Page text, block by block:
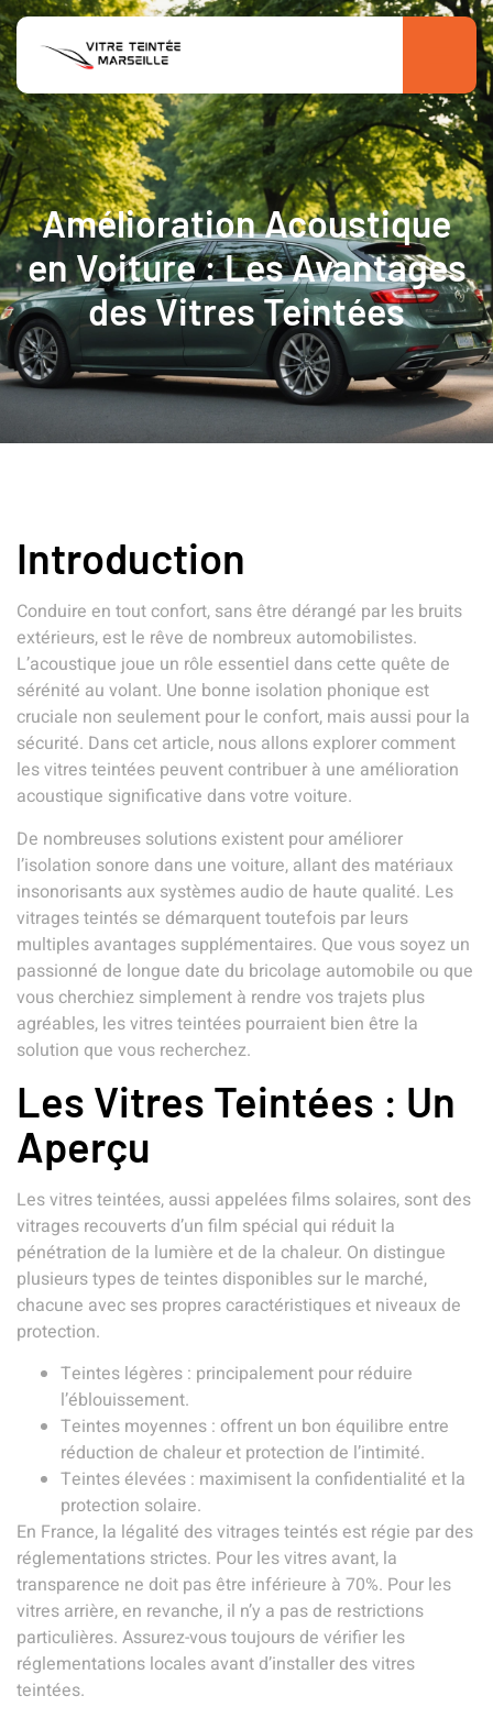
Amélioration Acoustique
en Voiture : Les Avantages
des Vitres Teintées
Introduction
Conduire en tout confort, sans être dérangé par les bruits
extérieurs, est le rêve de nombreux automobilistes.
L’acoustique joue un rôle essentiel dans cette quête de
sérénité au volant. Une bonne isolation phonique est
cruciale non seulement pour le confort, mais aussi pour la
sécurité. Dans cet article, nous allons explorer comment
les vitres teintées peuvent contribuer à une amélioration
acoustique significative dans votre voiture.
De nombreuses solutions existent pour améliorer
l’isolation sonore dans une voiture, allant des matériaux
insonorisants aux systèmes audio de haute qualité. Les
vitrages teintés se démarquent toutefois par leurs
multiples avantages supplémentaires. Que vous soyez un
passionné de longue date du bricolage automobile ou que
vous cherchiez simplement à rendre vos trajets plus
agréables, les vitres teintées pourraient bien être la
solution que vous recherchez.
Les Vitres Teintées : Un
Aperçu
Les vitres teintées, aussi appelées films solaires, sont des
vitrages recouverts d’un film spécial qui réduit la
pénétration de la lumière et de la chaleur. On distingue
plusieurs types de teintes disponibles sur le marché,
chacune avec ses propres caractéristiques et niveaux de
protection.
Teintes légères : principalement pour réduire
l’éblouissement.
Teintes moyennes : offrent un bon équilibre entre
réduction de chaleur et protection de l’intimité.
Teintes élevées : maximisent la confidentialité et la
protection solaire.
En France, la légalité des vitrages teintés est régie par des
réglementations strictes. Pour les vitres avant, la
transparence ne doit pas être inférieure à 70%. Pour les
vitres arrière, en revanche, il n’y a pas de restrictions
particulières. Assurez-vous toujours de vérifier les
réglementations locales avant d’installer des vitres
teintées.